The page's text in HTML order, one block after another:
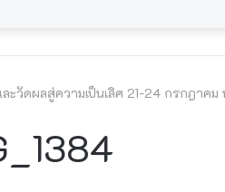
วัดผลสู่ความเป็นเลิศ 21-24 กรกฎาคม